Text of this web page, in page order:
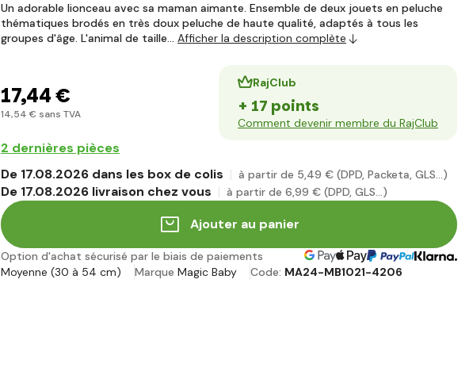
Un adorable lionceau avec sa maman aimante. Ensemble de deux jouets en peluche
thématiques brodés en très doux peluche de haute qualité, adaptés à tous les
groupes d'âge. L'animal de taille… Afficher la description complète
17,44 €
14,54 € sans TVA
RajClub
+ 17 points
Comment devenir membre du RajClub
2 dernières pièces
De 17.08.2026 dans les box de colis
à partir de 5,49 € (DPD, Packeta, GLS...)
De 17.08.2026 livraison chez vous à partir de 6,99 € (DPD, GLS...)
Ajouter au panier
Option d'achat sécurisé par le biais de paiements
Moyenne (30 à 54 cm)
Marque Magic Baby Code: MA24-MB1021-4206